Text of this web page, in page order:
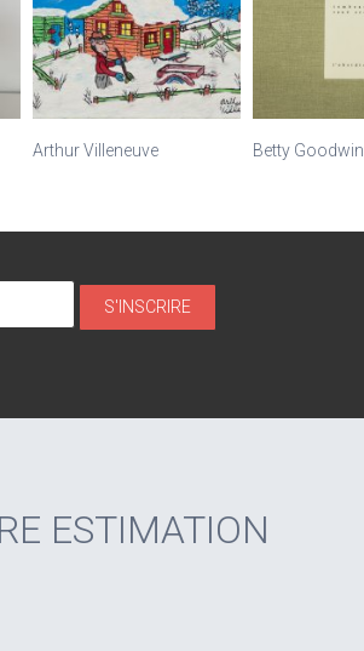
Arthur Villeneuve Betty Goodwin
ESTIMATION